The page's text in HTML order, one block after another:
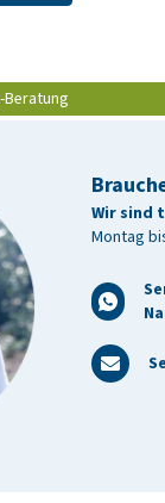
Wir sind
Montag